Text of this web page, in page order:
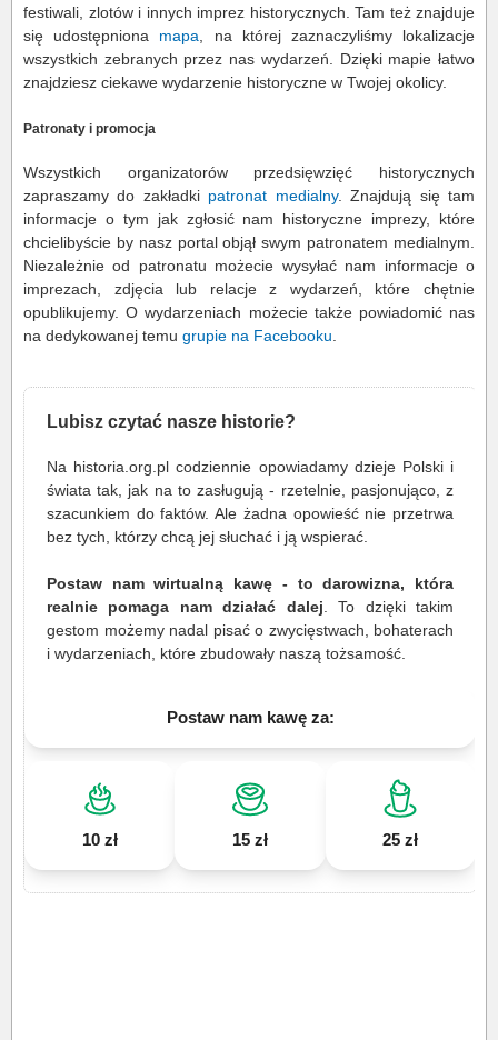
festiwali, zlotów i innych imprez historycznych. Tam też znajduje
się udostępniona mapa, na której zaznaczyliśmy lokalizacje
wszystkich zebranych przez nas wydarzeń. Dzięki mapie łatwo
znajdziesz ciekawe wydarzenie historyczne w Twojej okolicy.
Patronaty i promocja
Wszystkich organizatorów przedsięwzięć historycznych
zapraszamy do zakładki patronat medialny. Znajdują się tam
informacje o tym jak zgłosić nam historyczne imprezy, które
chcielibyście by nasz portal objął swym patronatem medialnym.
Niezależnie od patronatu możecie wysyłać nam informacje o
imprezach, zdjęcia lub relacje z wydarzeń, które chętnie
opublikujemy. O wydarzeniach możecie także powiadomić nas
na dedykowanej temu grupie na Facebooku.
Lubisz czytać nasze historie?
Na historia.org.pl codziennie opowiadamy dzieje Polski i
świata tak, jak na to zasługują - rzetelnie, pasjonująco, z
szacunkiem do faktów. Ale żadna opowieść nie przetrwa
bez tych, którzy chcą jej słuchać i ją wspierać.
Postaw nam wirtualną kawę - to darowizna, która
realnie pomaga nam działać dalej. To dzięki takim
gestom możemy nadal pisać o zwycięstwach, bohaterach
i wydarzeniach, które zbudowały naszą tożsamość.
Postaw nam kawę za:
10 zł 15 zł 25 zł